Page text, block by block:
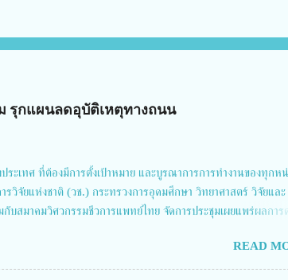
รุกแผนลดอุบัติเหตุทางถนน
ะเทศ ที่ต้องมีการตั้งเป้าหมาย และบูรณาการการทำงานของทุกห
รวิจัยแห่งชาติ (วช.) กระทรวงการอุดมศึกษา วิทยาศาสตร์ วิจัยและ
บสมาคมวิศวกรรมชีวการแพทย์ไทย จัดการประชุมเผยแพร่ผลการ
ภารัตน์ ดีอ่อง ผู้อำนวยการสำนักงานการวิจัยแห่งชาติ เป็นประธ
มปลอดภัยทางถนน และนายแพทย์ชาญวิทย์ ทระเทพ หัวหน้าโครง
READ